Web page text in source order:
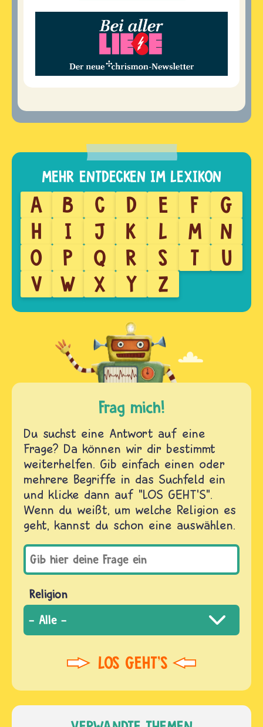
A B C D E F
G
H
I J K L M
N
O
P Q R S T
U
V
W X Y Z
Frag mich!
Du suchst eine Antwort auf eine
Frage? Da können wir dir bestimmt
weiterhelfen. Gib einfach einen oder
mehrere Begriffe in das Suchfeld ein
und klicke dann auf "LOS GEHT'S".
Wenn du weißt, um welche Religion es
geht, kannst du schon eine auswählen.
Religion